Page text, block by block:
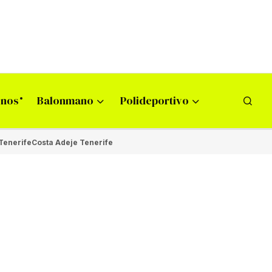
Balonmano Polideportivo
Costa Adeje Tenerife